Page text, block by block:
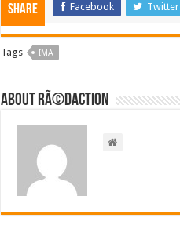
Share Facebook Twitter
Tags IMA
About RÃ©daction